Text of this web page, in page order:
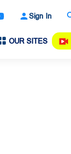
Sign In
OUR SITES